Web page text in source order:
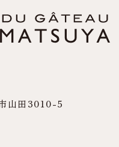
山田3010-5